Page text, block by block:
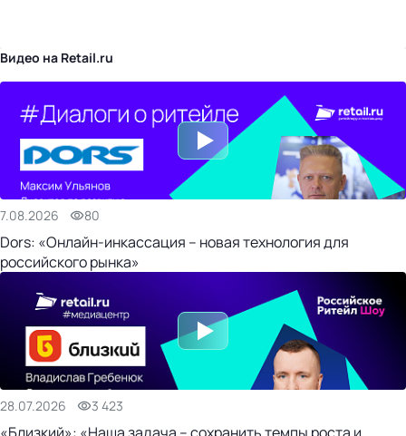
Видео на Retail.ru
7.08.2026 80
Dors: «Онлайн-инкассация – новая технология для
российского рынка»
28.07.2026 3 423